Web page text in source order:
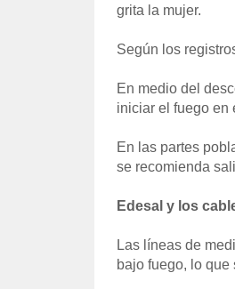
grita la mujer.
Según los
En medio del
iniciar el fuego en
En las partes
se recomienda
Edesal y los
Las líneas de
bajo fuego, lo